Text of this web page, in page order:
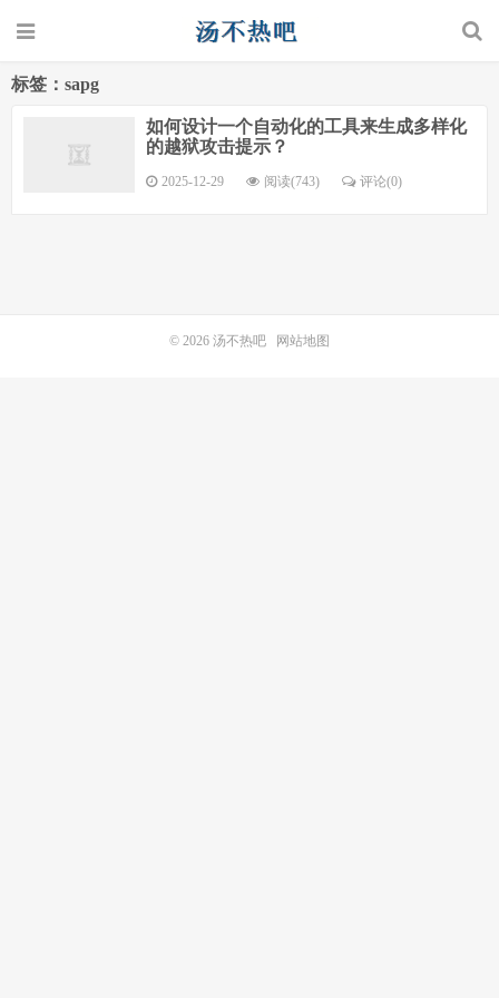
标签：sapg
如何设计一个自动化的工具来生成多样化
的越狱攻击提示？
2025-12-29 阅读(743) 评论(0)
© 2026 汤不热吧 网站地图